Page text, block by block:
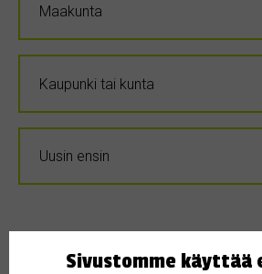
Sivustomme käyttää